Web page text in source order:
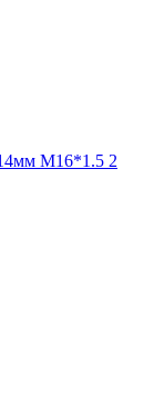
M16*1.5 2